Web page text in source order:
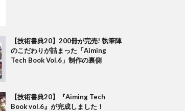
【技術書典20】200冊が完売! 執筆陣
のこだわりが詰まった「Aiming
Tech Book Vol.6」制作の裏側
【技術書典20】『Aiming Tech
Book vol.6』が完成しました！